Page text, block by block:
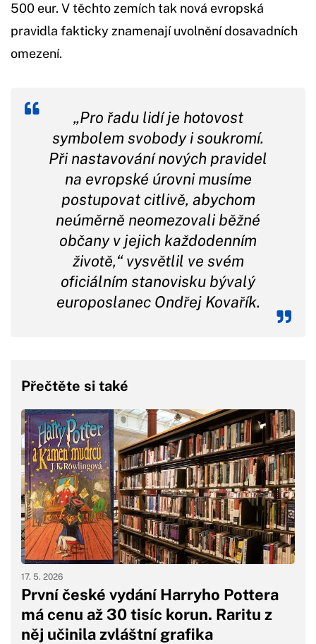
500 eur. V těchto zemích tak nová evropská
pravidla fakticky znamenají uvolnění dosavadních
omezení.
„Pro řadu lidí je hotovost
symbolem svobody i soukromí.
Při nastavování nových pravidel
na evropské úrovni musíme
postupovat citlivě, abychom
neúměrně neomezovali běžné
občany v jejich každodenním
životě,“ vysvětlil ve svém
oficiálním stanovisku bývalý
europoslanec Ondřej Kovařík.
Přečtěte si také
První české vydání Harryho Pottera
má cenu až 30 tisíc korun. Raritu z
něj učinila zvláštní grafika
17. 5. 2026